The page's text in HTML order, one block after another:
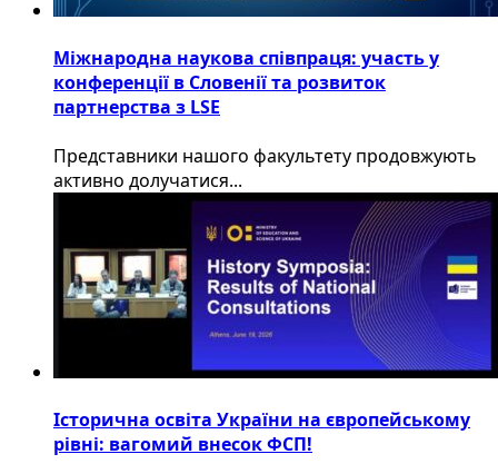
Міжнародна наукова співпраця: участь у
конференції в Словенії та розвиток
партнерства з LSE
​Представники нашого факультету продовжують
активно долучатися...
Історична освіта України на європейському
рівні: вагомий внесок ФСП!